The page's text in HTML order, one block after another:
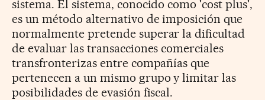
sistema. El sistema, conocido como 'cost plus',
es un método alternativo de imposición que
normalmente pretende superar la dificultad
de evaluar las transacciones comerciales
transfronterizas entre compañías que
pertenecen a un mismo grupo y limitar las
posibilidades de evasión fiscal.